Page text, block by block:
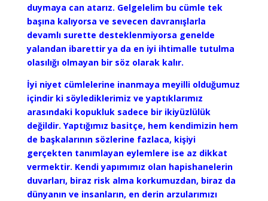
duymaya can atarız. Gelgelelim bu cümle tek
başına kalıyorsa ve sevecen davranışlarla
devamlı surette desteklenmiyorsa genelde
yalandan ibarettir ya da en iyi ihtimalle tutulma
olasılığı olmayan bir söz olarak kalır.
İyi niyet cümlelerine inanmaya meyilli olduğumuz
içindir ki söylediklerimiz ve yaptıklarımız
arasındaki kopukluk sadece bir ikiyüzlülük
değildir. Yaptığımız basitçe, hem kendimizin hem
de başkalarının sözlerine fazlaca, kişiyi
gerçekten tanımlayan eylemlere ise az dikkat
vermektir. Kendi yapımımız olan hapishanelerin
duvarları, biraz risk alma korkumuzdan, biraz da
dünyanın ve insanların, en derin arzularımızı